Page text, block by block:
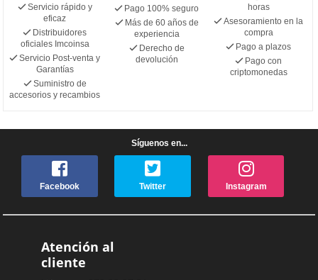
Servicio rápido y
eficaz
Distribuidores
oficiales Imcoinsa
Servicio Post-venta y
Garantías
Suministro de
accesorios y recambios
Pago 100% seguro
Más de 60 años de
experiencia
Derecho de
devolución
horas
Asesoramiento en la
compra
Pago a plazos
Pago con
criptomonedas
Síguenos en...
Facebook Twitter Instagram
Atención al
cliente